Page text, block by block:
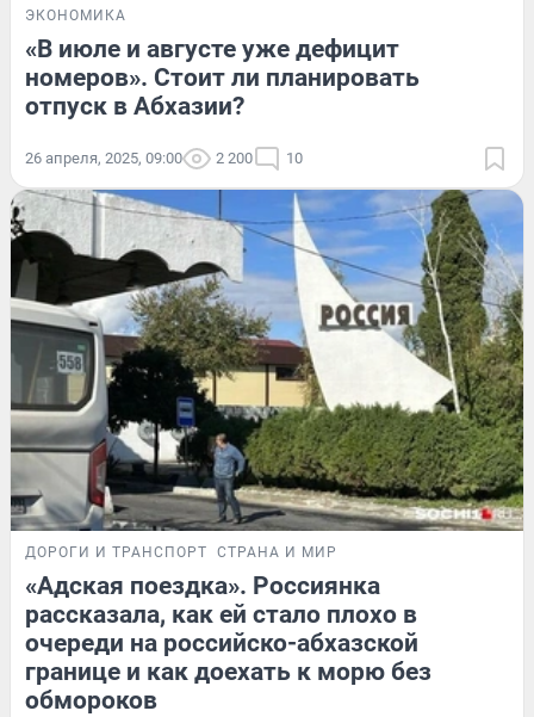
ЭКОНОМИКА
«В июле и августе уже дефицит
номеров». Стоит ли планировать
отпуск в Абхазии?
26 апреля, 2025, 09:00 2 200 10
ДОРОГИ И ТРАНСПОРТ СТРАНА И МИР
«Адская поездка». Россиянка
рассказала, как ей стало плохо в
очереди на российско-абхазской
границе и как доехать к морю без
обмороков